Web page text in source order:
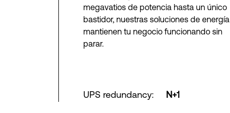
megavatios de potencia hasta un único
bastidor, nuestras soluciones de energía
mantienen tu negocio funcionando sin
parar.
UPS redundancy: N+1